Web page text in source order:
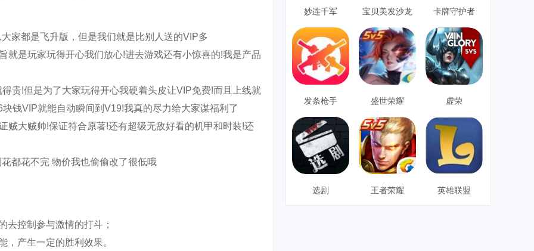
家都是飞升版，但是我们就是比别人送的VIP多
就是玩家玩得开心我们放心!进去游戏还有小惊喜的!我是产品
贵!但是为了大家玩得开心我硬着头皮让VIP免费!而且上线就
钱VIP就能自动瞬间到V19!我真的尽力给大家谋福利了
贼大贼帅!保证符合原著!还有超级无敌好看的机甲和时装!还
都花不完 物价我也偷偷改了很低哦
去控制参与激情的打斗；
，产生一定的胜利效果。
妙连千军 宝贝美发沙龙 卡牌守护者
发条枪手 盛世荣耀 虚荣
选剧 王者荣耀 英雄联盟